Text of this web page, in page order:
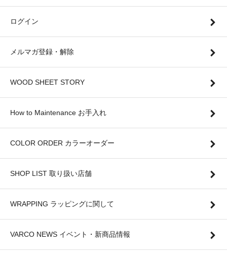
ログイン
メルマガ登録・解除
WOOD SHEET STORY
How to Maintenance お手入れ
COLOR ORDER カラーオーダー
SHOP LIST 取り扱い店舗
WRAPPING ラッピングに関して
VARCO NEWS イベント・新商品情報